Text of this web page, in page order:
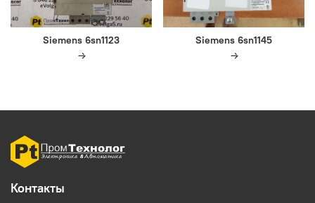
Siemens 6sn1123 Siemens 6sn1145
Контакты